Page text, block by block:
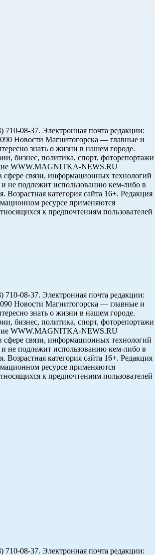
08-37. Электронная почта редакции:
Новости Магнитогорска — главные и
знать о жизни в нашем городе.
бизнес, политика, спорт, фоторепортажи
WWW.MAGNITKA-NEWS.RU
связи, информационных технологий
не подлежит использованию кем-либо в
категория сайта 16+. Редакция
ресурсе применяются
к предпочтениям пользователей
08-37. Электронная почта редакции:
Новости Магнитогорска — главные и
знать о жизни в нашем городе.
бизнес, политика, спорт, фоторепортажи
WWW.MAGNITKA-NEWS.RU
связи, информационных технологий
не подлежит использованию кем-либо в
категория сайта 16+. Редакция
ресурсе применяются
к предпочтениям пользователей
08-37. Электронная почта редакции: